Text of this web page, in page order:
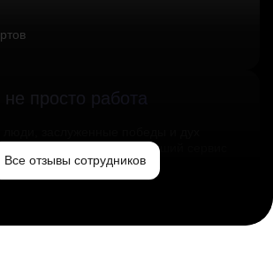
просто работа
миру и создаём лучший сервис
в стране.
Все отзывы сотрудников